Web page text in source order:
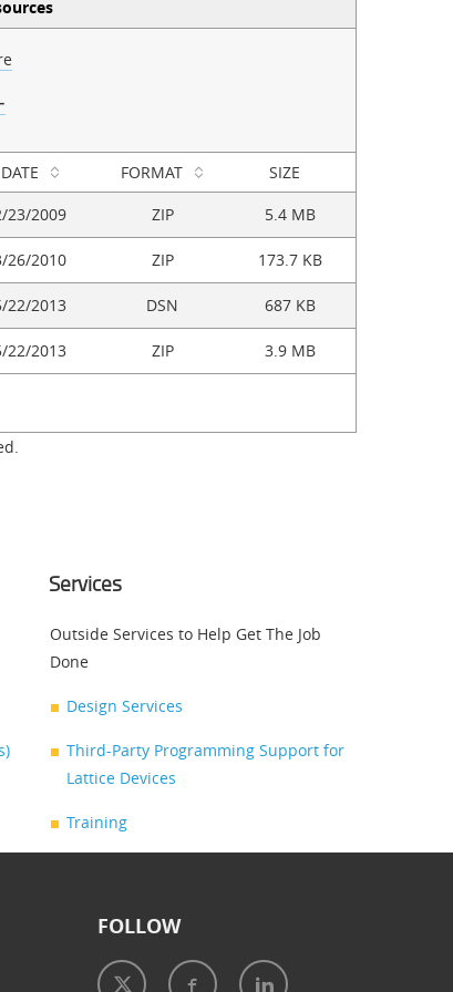
DATE FORMAT SIZE
23/2009 ZIP 5.4 MB
26/2010 ZIP 173.7 KB
22/2013 DSN 687 KB
22/2013 ZIP 3.9 MB
Services
Outside Services to Help Get The Job
Done
Design Services
Third-Party Programming Support for
Lattice Devices
Training
FOLLOW